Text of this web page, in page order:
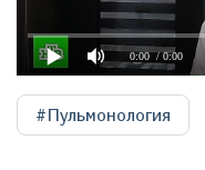
0:00 / 0:00
#Пульмонология